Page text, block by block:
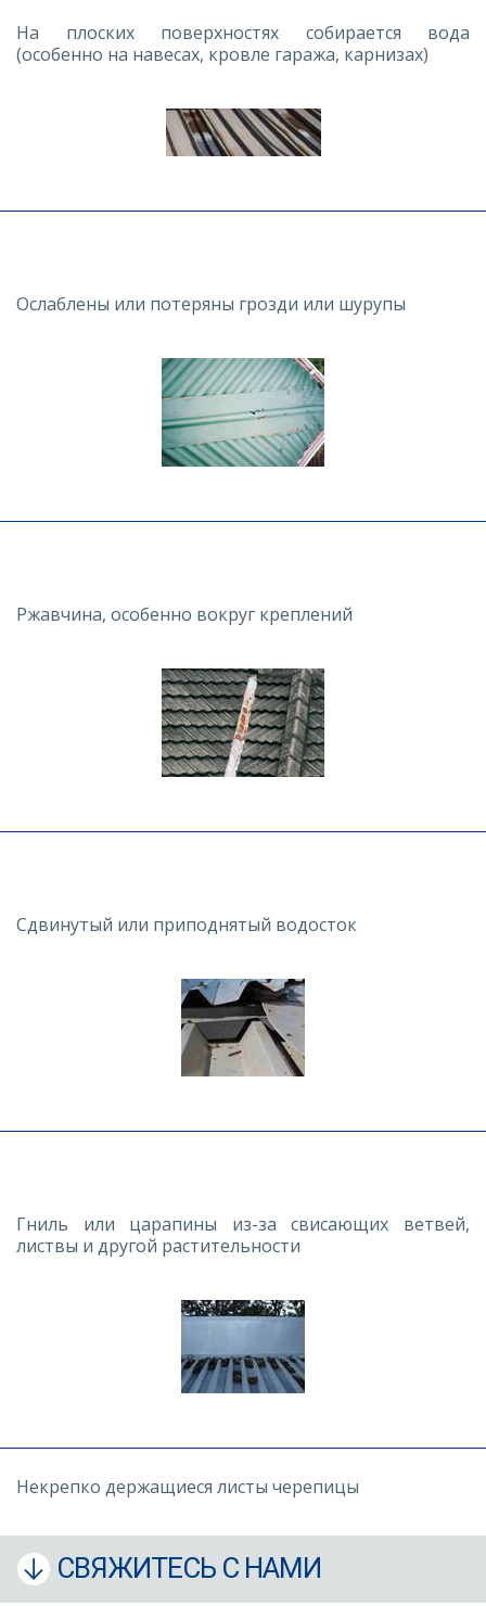
На плоских поверхностях собирается вода
(особенно на навесах, кровле гаража, карнизах)
Ослаблены или потеряны грозди или шурупы
Ржавчина, особенно вокруг креплений
Сдвинутый или приподнятый водосток
Гниль или царапины из-за свисающих ветвей,
листвы и другой растительности
Некрепко держащиеся листы черепицы
СВЯЖИТЕСЬ С НАМИ